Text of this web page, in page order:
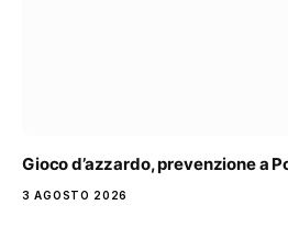
Gioco d’azzardo, prevenzione a
3 AGOSTO 2026